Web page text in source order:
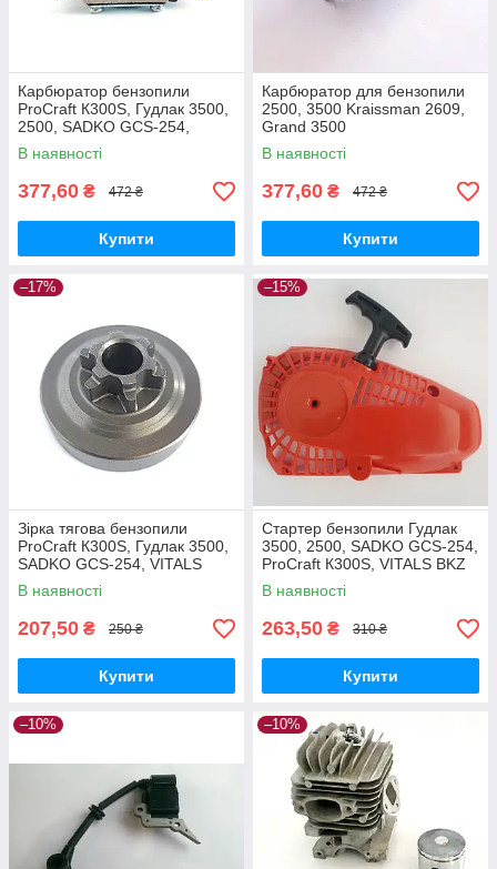
Карбюратор бензопили
ProCraft К300S, Гудлак 3500,
2500, SADKO GCS-254,
VITALS BKZ209r, Білорус 26-
3700
В наявності
377,60 ₴ 472 ₴
Купити
Карбюратор для бензопили
2500, 3500 Kraissman 2609,
Grand 3500
В наявності
377,60 ₴ 472 ₴
Купити
–17%
Зірка тягова бензопили
ProCraft К300S, Гудлак 3500,
SADKO GCS-254, VITALS
BKZ209r
В наявності
207,50 ₴ 250 ₴
Купити
–15%
Стартер бензопили Гудлак
3500, 2500, SADKO GCS-254,
ProCraft К300S, VITALS BKZ
2509r, al-ko
В наявності
263,50 ₴ 310 ₴
Купити
–10% –10%